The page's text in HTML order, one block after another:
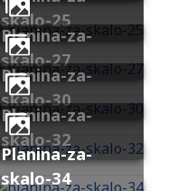
skalo-25
planina-za-
skalo-27
planina-za-
skalo-30
planina-za-
skalo-32
planina-za-
skalo-34